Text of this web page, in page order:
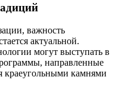
важность
актуальной.
могут выступать в
направленные
краеугольными камнями